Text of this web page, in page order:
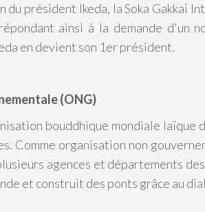
du président Ikeda, la Soka Gakkai
ainsi à la demande d'un
en devient son 1er président.
(ONG)
bouddhique mondiale laïque
Comme organisation non
agences et départements
et construit des ponts grâce au